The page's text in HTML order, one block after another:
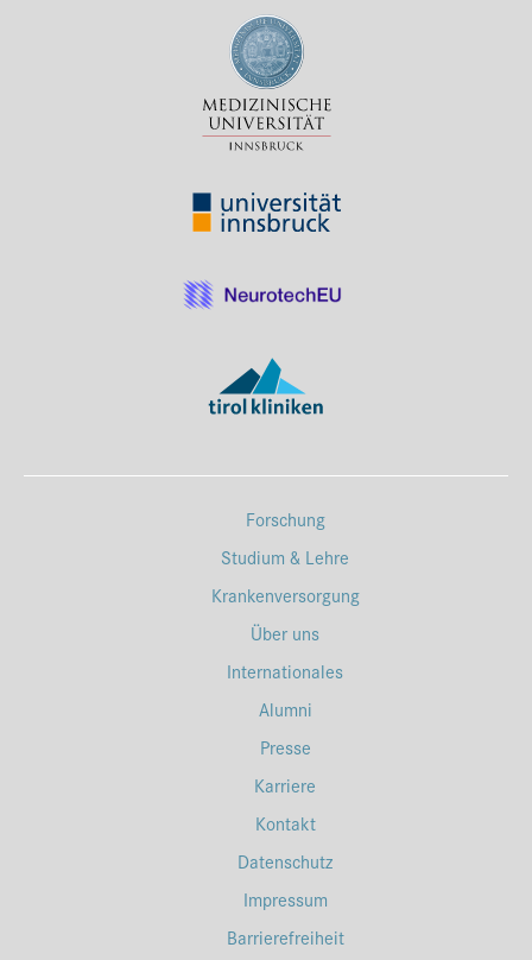
Forschung
Studium & Lehre
Krankenversorgung
Über uns
Internationales
Alumni
Presse
Karriere
Kontakt
Datenschutz
Impressum
Barrierefreiheit